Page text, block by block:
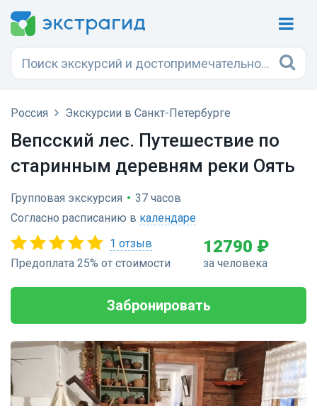
Россия Экскурсии в Санкт-Петербурге
Вепсский лес. Путешествие по
старинным деревням реки Оять
Групповая экскурсия • 37 часов
Согласно расписанию в календаре
1 отзыв
Предоплата 25% от стоимости
12790 ₽
за человека
Забронировать